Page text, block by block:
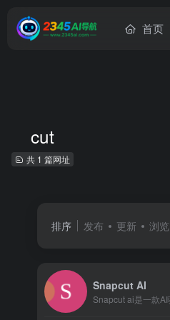
首页
cut
共 1 篇网址
排序 发布 更新 浏览
Snapcut AI